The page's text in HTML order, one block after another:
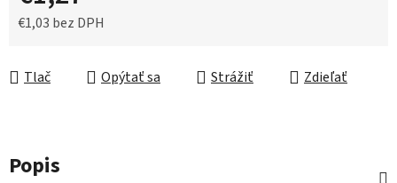
€1,03 bez DPH
Tlač
Opýtať sa Strážiť Zdieľať
Popis